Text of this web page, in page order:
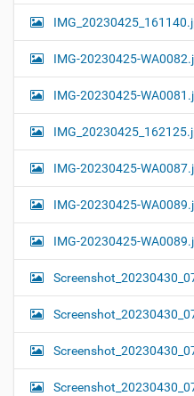
IMG-20230425-
IMG-20230425-
IMG-20230425-
IMG-20230425-
IMG-20230425-